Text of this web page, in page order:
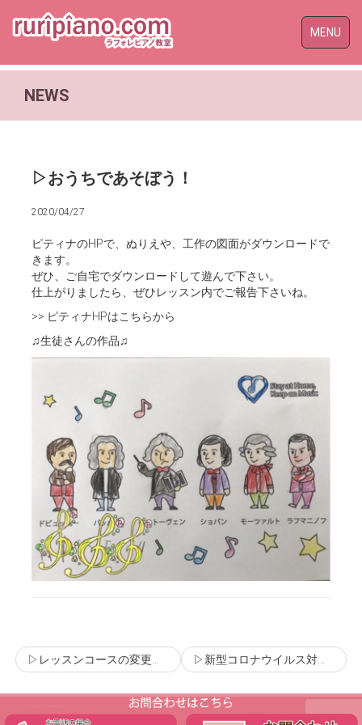
Toggle
MENU
NEWS
▷おうちであそぼう！
2020/04/27
ピティナのHPで、ぬりえや、工作の図面がダウンロードで
きます。
ぜひ、ご自宅でダウンロードして遊んで下さい。
仕上がりましたら、ぜひレッスン内でご報告下さいね。
>> ピティナHPはこちらから
♫生徒さんの作品♫
▷レッスンコースの変更も受け付けています ▷新型コロナウイルス対策について